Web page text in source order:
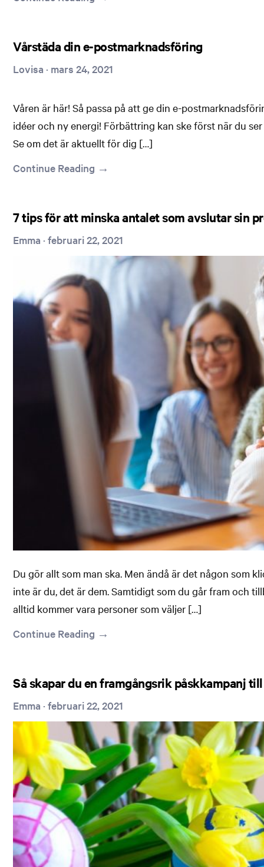
Vårstäda din e-postmarknadsföring
Lovisa · mars 24, 2021
Våren är här! Så passa på att ge din e-
idéer och ny energi! Förbättring kan ske först när du
Se om det är aktuellt för dig […]
Continue Reading →
7 tips för att minska antalet som avslutar sin
Emma ·februari 22, 2021
Du gör allt som man ska. Men ändå är det någon som
inte är du, det är dem. Samtidigt som du går fram och
alltid kommer vara personer som väljer […]
Continue Reading →
Så skapar du en framgångsrik påskkampanj
Emma ·februari 22, 2021